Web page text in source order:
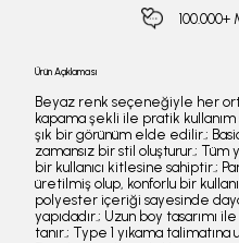
Ürün Açıklaması
Beyaz renk seçeneğiyle her
kapama şekli ile pratik kullanım
şık bir görünüm elde edilir.;
zamansız bir stil oluşturur.;
bir kullanıcı kitlesine sahiptir.;
üretilmiş olup, konforlu bir
polyester içeriği sayesinde
yapıdadır.; Uzun boy tasarımı
tanır.; Type 1 yıkama